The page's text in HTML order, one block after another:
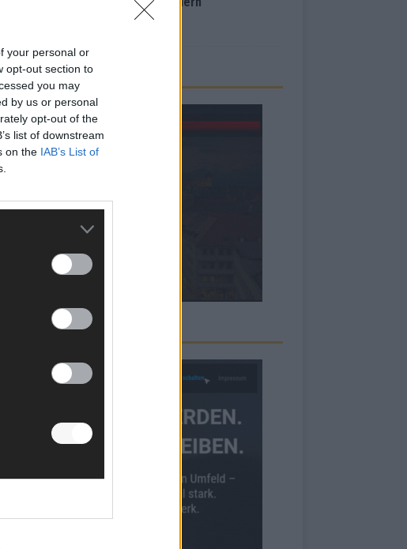
your personal or
opt-out section to
you may
by us or personal
opt-out of the
list of downstream
on the IAB’s List of
WERBE BEI UNS!